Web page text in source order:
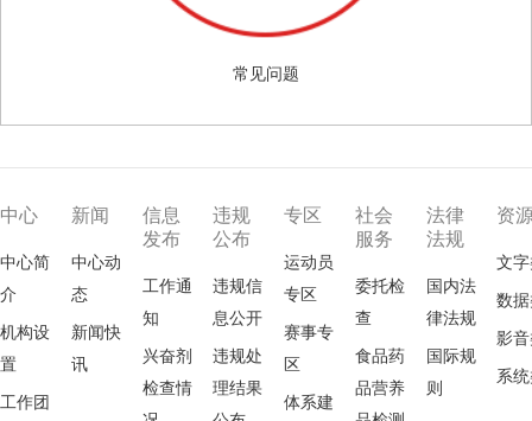
常见问题
中心
中心简
介
机构设
置
工作团
新闻
中心动
态
新闻快
讯
信息
发布
工作通
知
兴奋剂
检查情
违规
公布
违规信
息公开
违规处
理结果
专区
运动员
专区
赛事专
区
体系建
社会
服务
委托检
查
食品药
品营养
法律
法规
国内法
律法规
国际规
则
资
文
数
影
系